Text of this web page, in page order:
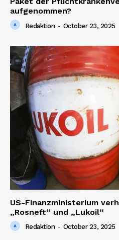
Company
About us
Contact us
aufgenommen?
Redaktion - October 23, 2025
US-Finanzministerium
„Rosneft“ und „Lukoil“
Redaktion - October 23, 2025